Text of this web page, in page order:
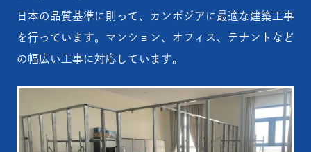
日本の品質基準に則って、カンボジアに最適な建築工事
を行っています。マンション、オフィス、テナントなど
の幅広い工事に対応しています。